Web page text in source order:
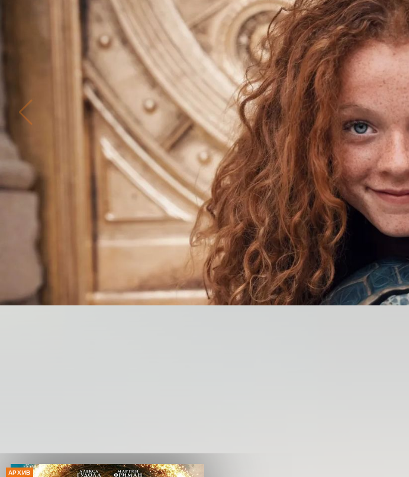
АРХИВ